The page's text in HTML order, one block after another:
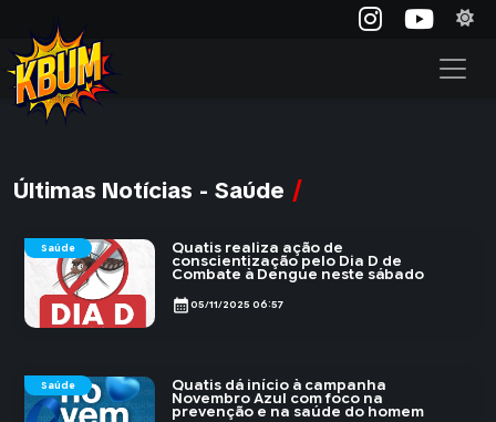
Últimas Notícias - Saúde
Saúde Quatis realiza ação de
conscientização pelo Dia D de
Combate à Dengue neste sábado
calendar_month05/11/2025 06:57
Saúde Quatis dá início à campanha
Novembro Azul com foco na
prevenção e na saúde do homem